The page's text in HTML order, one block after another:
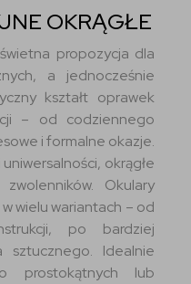
OKRĄGŁE
propozycja dla
a jednocześnie
kształt oprawek
– od codziennego
i formalne okazje.
okrągłe
Okulary
wielu wariantach – od
po bardziej
Idealnie
prostokątnych lub